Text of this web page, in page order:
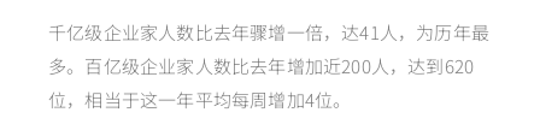
千亿级企业家人数比去年骤增一倍，达41人，为历年最
多。百亿级企业家人数比去年增加近200人，达到620
位，相当于这一年平均每周增加4位。